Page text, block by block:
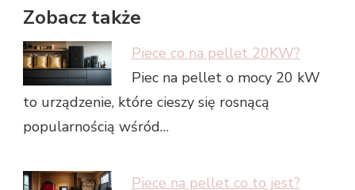
Zobacz także
Piece co na pellet 20KW?
Piec na pellet o mocy 20 kW
to urządzenie, które cieszy się rosnącą
popularnością wśród…
Piece na pellet co to jest?